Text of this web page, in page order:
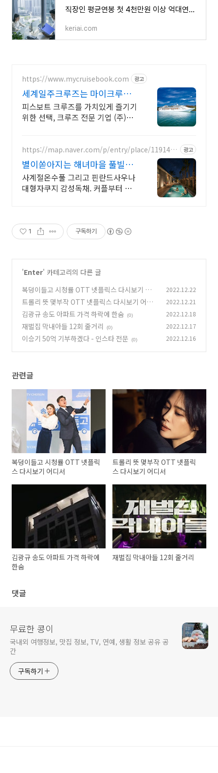
직장인 평균연봉 첫 4천만원 이상 억대연봉자도 급증
keriai.com
https://www.mycruisebook.com 광고
세계일주크루즈는 마이크루즈
북 전세계 유일, 한국어 지원
피스보트 크루즈를 가치있게 즐기기
위한 선택, 크루즈 전문 기업 (주)위
세계일주 크루즈
https://map.naver.com/p/entry/place/1191452
광고
별이쏟아지는 해녀마을 풀빌라
르세라핌도 다녀간 감성풀빌라
사계절온수풀 그리고 핀란드사우나
대형자쿠지 감성독채. 커플부터 대
1 구독하기
'Enter' 카테고리의 다른 글
복덩이들고 시청률 OTT 넷플릭스 다시보기 어
디서
(0)
2022.12.22
트롤리 뜻 몇부작 OTT 넷플릭스 다시보기 어디
서
(0)
2022.12.21
김광규 송도 아파트 가격 하락에 한숨 (0) 2022.12.18
재벌집 막내아들 12회 줄거리 (0) 2022.12.17
이승기 50억 기부하겠다 - 인스타 전문 (0) 2022.12.16
관련글
복덩이들고 시청률 OTT 넷플릭
스 다시보기 어디서
트롤리 뜻 몇부작 OTT 넷플릭
스 다시보기 어디서
김광규 송도 아파트 가격 하락에
한숨
재벌집 막내아들 12회 줄거리
댓글
무료한 콩이
국내외 여행정보, 맛집 정보, TV, 연예, 생활 정보 공유 공
간
구독하기